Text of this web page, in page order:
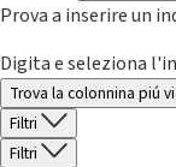
Prova a inserire un
Digita e seleziona
Trova la colonnina piú
Filtri
Filtri